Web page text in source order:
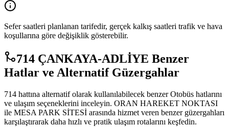
Sefer saatleri planlanan tarifedir, gerçek kalkış saatleri trafik ve hava
koşullarına göre değişiklik gösterebilir.
714 ÇANKAYA-ADLİYE Benzer
Hatlar ve Alternatif Güzergahlar
714 hattına alternatif olarak kullanılabilecek benzer Otobüs hatlarını
ve ulaşım seçeneklerini inceleyin. ORAN HAREKET NOKTASI
ile MESA PARK SİTESİ arasında hizmet veren benzer güzergahları
karşılaştırarak daha hızlı ve pratik ulaşım rotalarını keşfedin.